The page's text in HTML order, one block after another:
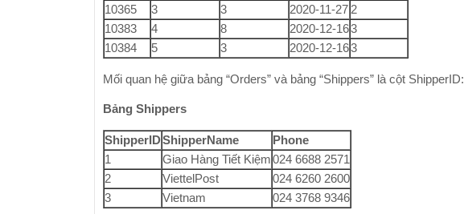
10365 3 3 2020-11-27 2
10383
4 8 2020-12-163
10384
5 3 2020-12-163
Mối quan hệ giữa bảng “Orders” và bảng “Shippers” là cột ShipperID:
Bảng Shippers
ShipperIDShipperName
Phone
1
Giao Hàng Tiết Kiệm024 6688 2571
2
ViettelPost
024 6260 2600
3
Vietnam 024 3768 9346